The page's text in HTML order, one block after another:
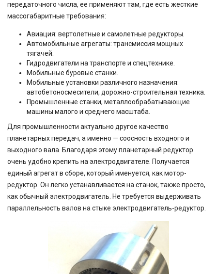
передаточного числа, ее применяют там, где есть жесткие
массогабаритные требования:
Авиация: вертолетные и самолетные редукторы.
Автомобильные агрегаты: трансмиссия мощных
тягачей.
Гидродвигатели на транспорте и спецтехнике.
Мобильные буровые станки.
Мобильные установки различного назначения:
автобетоносмесители, дорожно-строительная техника.
Промышленные станки, металлообрабатывающие
машины малого и среднего масштаба.
Для промышленности актуально другое качество
планетарных передач, а именно — соосность входного и
выходного вала. Благодаря этому планетарный редуктор
очень удобно крепить на электродвигателе. Получается
единый агрегат в сборе, который именуется, как мотор-
редуктор. Он легко устанавливается на станок, также просто,
как обычный электродвигатель. Не требуется выдерживать
параллельность валов на стыке электродвигатель-редуктор.